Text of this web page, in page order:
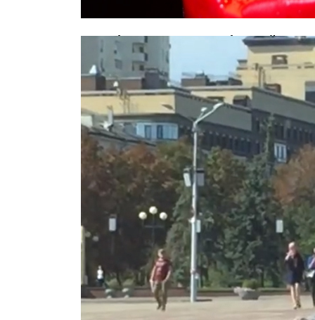
Акробат из КНДР, разбившийся в